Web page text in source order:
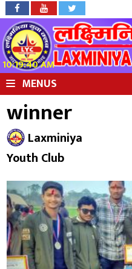
10:19:40 AM
MENUS
winner
Laxminiya
Youth Club